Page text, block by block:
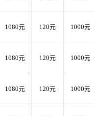
1080元 120元 1000元
1080元 120元 1000元
1080元 120元 1000元